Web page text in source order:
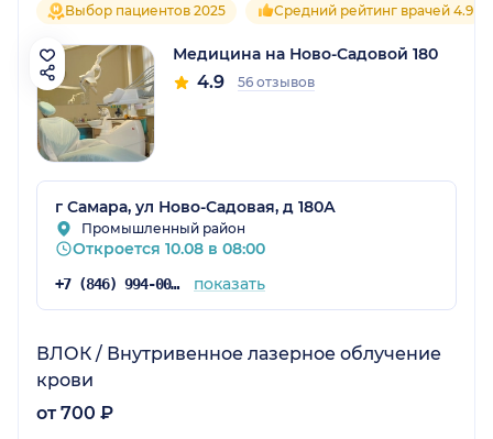
Выбор пациентов 2025 Средний рейтинг врачей 4.9
Медицина на Ново-Садовой 180
4.9 56 отзывов
г Самара, ул Ново-Садовая, д 180А
Промышленный район
Откроется 10.08 в 08:00
+7 (846) 994-00-00 показать
ВЛОК / Внутривенное лазерное облучение
крови
от 700 ₽